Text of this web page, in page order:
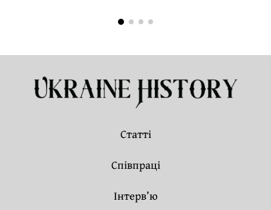
Статті
Співпраці
Інтерв’ю